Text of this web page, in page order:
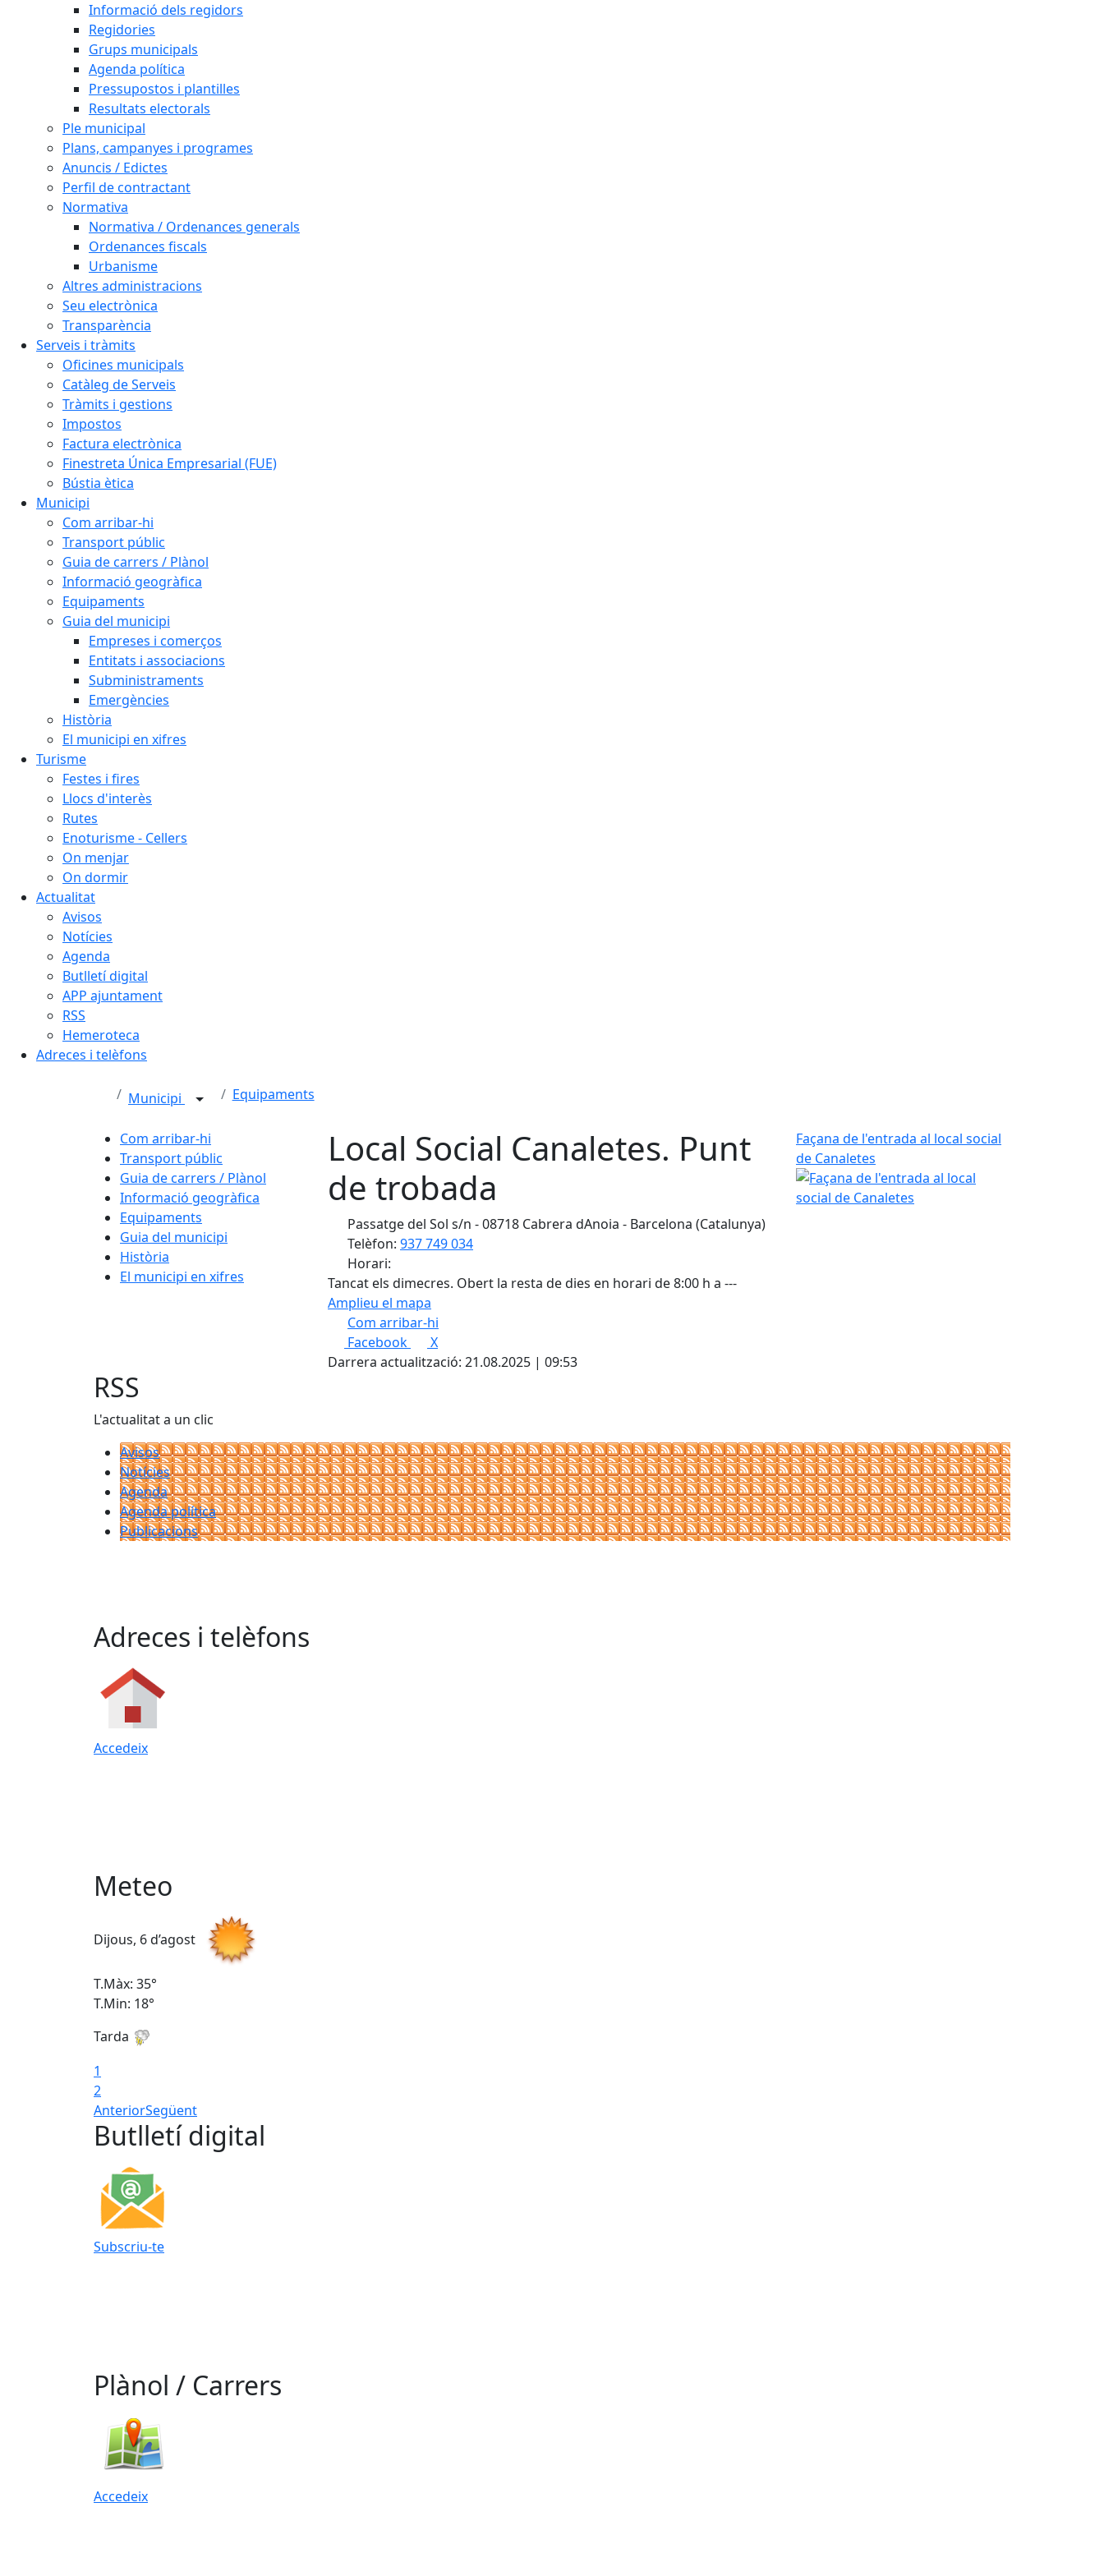
Informació dels regidors
Regidories
Grups municipals
Agenda política
Pressupostos i plantilles
Resultats electorals
Ple municipal
Plans, campanyes i programes
Anuncis / Edictes
Perfil de contractant
Normativa
Normativa / Ordenances generals
Ordenances fiscals
Urbanisme
Altres administracions
Seu electrònica
Transparència
Serveis i tràmits
Oficines municipals
Catàleg de Serveis
Tràmits i gestions
Impostos
Factura electrònica
Finestreta Única Empresarial (FUE)
Bústia ètica
Municipi
Com arribar-hi
Transport públic
Guia de carrers / Plànol
Informació geogràfica
Equipaments
Guia del municipi
Empreses i comerços
Entitats i associacions
Subministraments
Emergències
Història
El municipi en xifres
Turisme
Festes i fires
Llocs d'interès
Rutes
Enoturisme - Cellers
On menjar
On dormir
Actualitat
Avisos
Notícies
Agenda
Butlletí digital
APP ajuntament
RSS
Hemeroteca
Adreces i telèfons
Municipi Equipaments
Com arribar-hi
Transport públic
Guia de carrers / Plànol
Informació geogràfica
Equipaments
Guia del municipi
Història
El municipi en xifres
Local Social Canaletes. Punt
de trobada
Passatge del Sol s/n - 08718 Cabrera dAnoia - Barcelona (Catalunya)
Telèfon: 937 749 034
Horari:
Tancat els dimecres. Obert la resta de dies en horari de 8:00 h a ---
Amplieu el mapa
Com arribar-hi
+
Facebook
X
Darrera actualització: 21.08.2025 | 09:53
Façana de l'entrada al local social
de Canaletes
RSS
L'actualitat a un clic
Avisos
Notícies
Agenda
Agenda política
Publicacions
Adreces i telèfons
Accedeix
Meteo
Dijous, 6 d’agost
T.Màx: 35°
T.Min: 18°
Tarda
1
2
AnteriorSegüent
Butlletí digital
Subscriu-te
Plànol / Carrers
Accedeix